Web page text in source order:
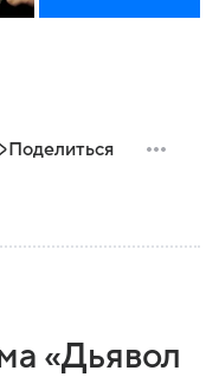
Поделиться
«Дьявол